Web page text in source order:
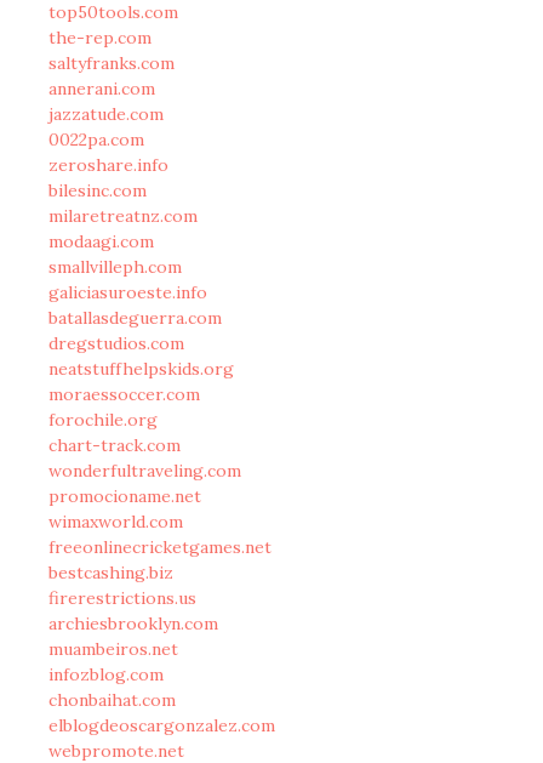
top50tools.com
the-rep.com
saltyfranks.com
annerani.com
jazzatude.com
0022pa.com
zeroshare.info
bilesinc.com
milaretreatnz.com
modaagi.com
smallvilleph.com
galiciasuroeste.info
batallasdeguerra.com
dregstudios.com
neatstuffhelpskids.org
moraessoccer.com
forochile.org
chart-track.com
wonderfultraveling.com
promocioname.net
wimaxworld.com
freeonlinecricketgames.net
bestcashing.biz
firerestrictions.us
archiesbrooklyn.com
muambeiros.net
infozblog.com
chonbaihat.com
elblogdeoscargonzalez.com
webpromote.net